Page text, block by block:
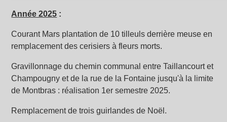
Année 2025 :
Courant Mars plantation de 10 tilleuls derrière meuse en
remplacement des cerisiers à fleurs morts.
Gravillonnage du chemin communal entre Taillancourt et
Champougny et de la rue de la Fontaine jusqu'à la limite
de Montbras : réalisation 1er semestre 2025.
Remplacement de trois guirlandes de Noël.